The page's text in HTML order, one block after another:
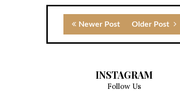
Newer Post Older Post
INSTAGRAM
Follow Us